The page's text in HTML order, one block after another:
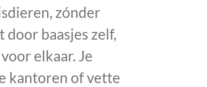
zónder
baasjes zelf,
elkaar. Je
kantoren of vette